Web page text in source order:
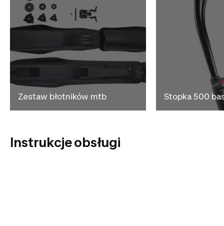
Zestaw błotników mtb Stopka 500
Instrukcje obsługi